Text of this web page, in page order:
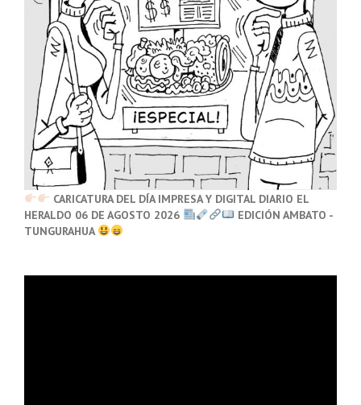
CARICATURA DEL DÍA IMPRESA Y DIGITAL DIARIO EL
HERALDO 06 DE AGOSTO 2026
EDICIÓN AMBATO -
TUNGURAHUA